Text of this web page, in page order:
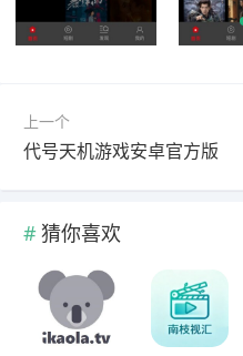
上一个
代号天机游戏安卓官方版
猜你喜欢